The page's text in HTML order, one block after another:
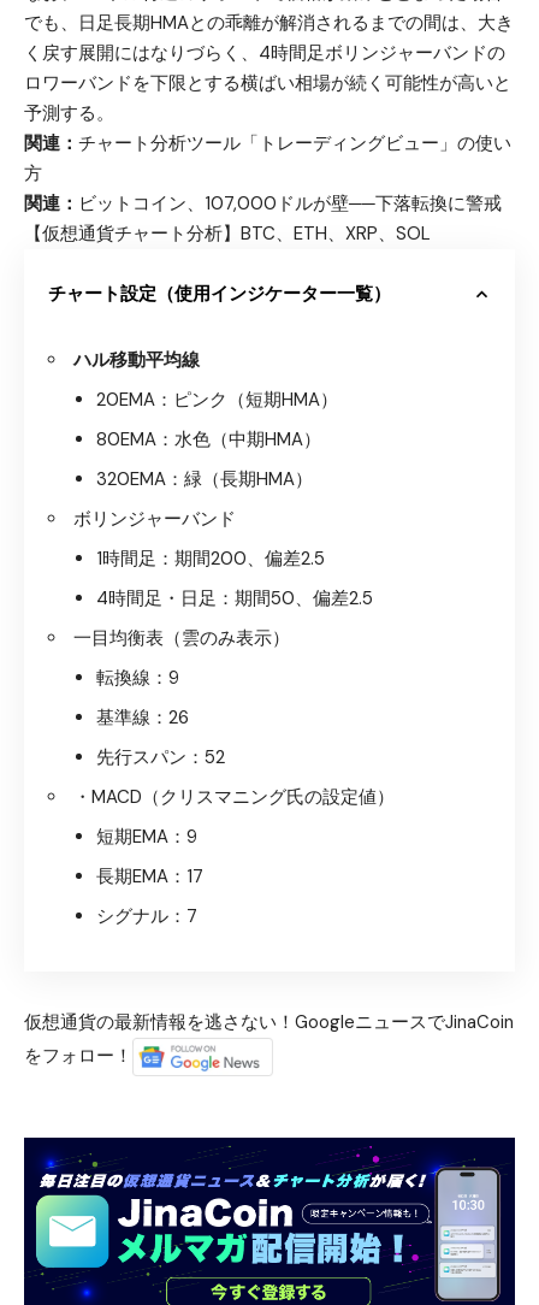
でも、日足長期HMAとの乖離が解消されるまでの間は、大き
く戻す展開にはなりづらく、4時間足ボリンジャーバンドの
ロワーバンドを下限とする横ばい相場が続く可能性が高いと
予測する。
関連： チャート分析ツール「トレーディングビュー」の使い
方
関連： ビットコイン、107,000ドルが壁──下落転換に警戒
【仮想通貨チャート分析】BTC、ETH、XRP、SOL
チャート設定（使用インジケーター一覧）
ハル移動平均線
20EMA：ピンク（短期HMA）
80EMA：水色（中期HMA）
320EMA：緑（長期HMA）
ボリンジャーバンド
1時間足：期間200、偏差2.5
4時間足・日足：期間50、偏差2.5
一目均衡表（雲のみ表示）
転換線：9
基準線：26
先行スパン：52
・MACD（クリスマニング氏の設定値）
短期EMA：9
長期EMA：17
シグナル：7
仮想通貨の最新情報を逃さない！GoogleニュースでJinaCoin
をフォロー！